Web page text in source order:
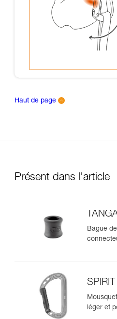
Haut de page
Présent dans l'article
Bague
SPIRIT
léger et